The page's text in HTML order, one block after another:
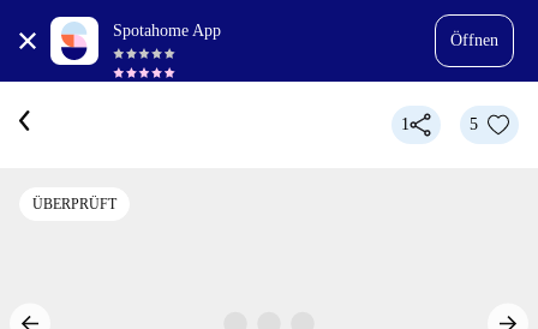
Spotahome App
Öffnen
1 5
ÜBERPRÜFT